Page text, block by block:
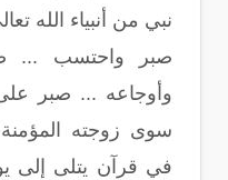
نبي من أنبياء الله
صبر واحتسب ...
وأوجاعه ... صبر
سوى زوجته المؤمنة
في قرآن يتلى إلى